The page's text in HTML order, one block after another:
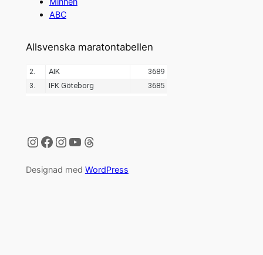
ABC
Allsvenska maratontabellen
Instagram
Facebook
Instagram
YouTube
Threads
Designad med WordPress